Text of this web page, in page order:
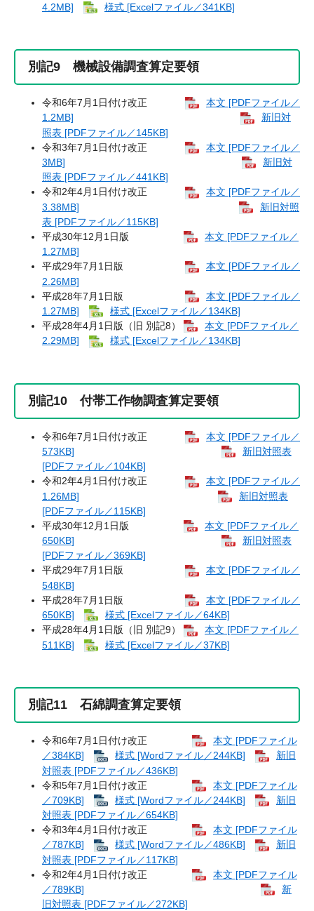
4.2MB]
様式 [Excelファイル／341KB]
別記9 機械設備調査算定要領
令和6年7月1日付け改正
本文 [PDFファイル／
1.2MB]
新旧対
照表 [PDFファイル／145KB]
令和3年7月1日付け改正
本文 [PDFファイル／
3MB]
新旧対
照表 [PDFファイル／441KB]
令和2年4月1日付け改正
本文 [PDFファイル／
3.38MB]
新旧対照
表 [PDFファイル／115KB]
平成30年12月1日版
本文 [PDFファイル／
1.27MB]
平成29年7月1日版
本文 [PDFファイル／
2.26MB]
平成28年7月1日版
本文 [PDFファイル／
1.27MB]
様式 [Excelファイル／134KB]
平成28年4月1日版（旧 別記8）
本文 [PDFファイル／
2.29MB]
様式 [Excelファイル／134KB]
別記10 付帯工作物調査算定要領
令和6年7月1日付け改正
本文 [PDFファイル／
573KB]
新旧対照表
[PDFファイル／104KB]
令和2年4月1日付け改正
本文 [PDFファイル／
1.26MB]
新旧対照表
[PDFファイル／115KB]
平成30年12月1日版
本文 [PDFファイル／
650KB]
新旧対照表
[PDFファイル／369KB]
平成29年7月1日版
本文 [PDFファイル／
548KB]
平成28年7月1日版
本文 [PDFファイル／
650KB]
様式 [Excelファイル／64KB]
平成28年4月1日版（旧 別記9）
本文 [PDFファイル／
511KB]
様式 [Excelファイル／37KB]
別記11 石綿調査算定要領
令和6年7月1日付け改正
本文 [PDFファイル
／384KB]
様式 [Wordファイル／244KB]
新旧
対照表 [PDFファイル／436KB]
令和5年7月1日付け改正
本文 [PDFファイル
／709KB]
様式 [Wordファイル／244KB]
新旧
対照表 [PDFファイル／654KB]
令和3年4月1日付け改正
本文 [PDFファイル
／787KB]
様式 [Wordファイル／486KB]
新旧
対照表 [PDFファイル／117KB]
令和2年4月1日付け改正
本文 [PDFファイル
／789KB]
新
旧対照表 [PDFファイル／272KB]